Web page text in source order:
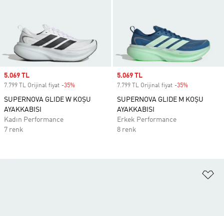
Sale price
5.069 TL
7.799 TL Orijinal fiyat -35%
SUPERNOVA GLIDE W KOŞU
AYAKKABISI
Kadın Performance
7 renk
Sale price
5.069 TL
7.799 TL Orijinal fiyat -35%
SUPERNOVA GLIDE M KOŞU
AYAKKABISI
Erkek Performance
8 renk